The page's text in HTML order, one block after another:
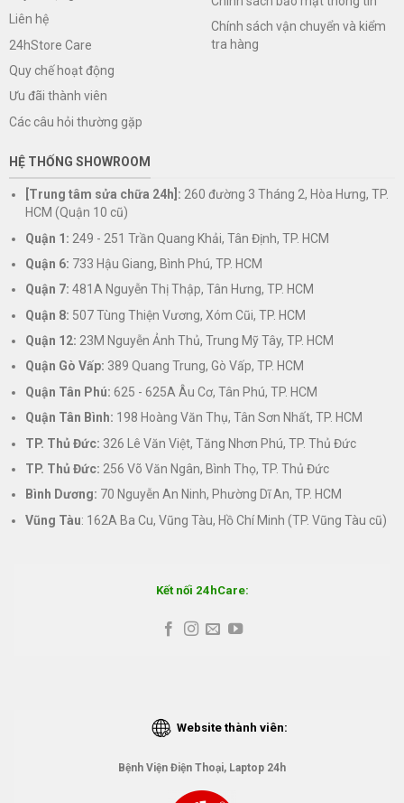
Liên hệ
24hStore Care
Quy chế hoạt động
Ưu đãi thành viên
Các câu hỏi thường gặp
Chính sách vận chuyển và kiểm
tra hàng
HỆ THỐNG SHOWROOM
[Trung tâm sửa chữa 24h]: 260 đường 3 Tháng 2, Hòa Hưng, TP.
HCM (Quận 10 cũ)
Quận 1: 249 - 251 Trần Quang Khải, Tân Định, TP. HCM
Quận 6: 733 Hậu Giang, Bình Phú, TP. HCM
Quận 7: 481A Nguyễn Thị Thập, Tân Hưng, TP. HCM
Quận 8: 507 Tùng Thiện Vương, Xóm Cũi, TP. HCM
Quận 12: 23M Nguyễn Ảnh Thủ, Trung Mỹ Tây, TP. HCM
Quận Gò Vấp: 389 Quang Trung, Gò Vấp, TP. HCM
Quận Tân Phú: 625 - 625A Âu Cơ, Tân Phú, TP. HCM
Quận Tân Bình: 198 Hoàng Văn Thụ, Tân Sơn Nhất, TP. HCM
TP. Thủ Đức: 326 Lê Văn Việt, Tăng Nhơn Phú, TP. Thủ Đức
TP. Thủ Đức: 256 Võ Văn Ngân, Bình Thọ, TP. Thủ Đức
Bình Dương: 70 Nguyễn An Ninh, Phường Dĩ An, TP. HCM
Vũng Tàu: 162A Ba Cu, Vũng Tàu, Hồ Chí Minh (TP. Vũng Tàu cũ)
Kết nối 24hCare:
Website thành viên:
Bệnh Viện Điện Thoại, Laptop 24h